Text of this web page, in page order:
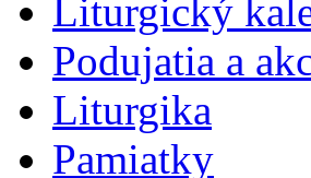
Liturgický
Podujatia a
Liturgika
Pamiatky